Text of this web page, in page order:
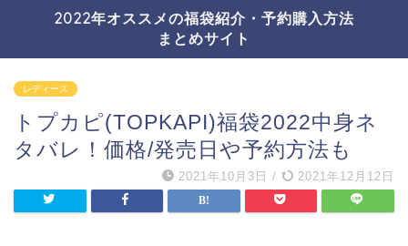
2022年オススメの福袋紹介・予約購入方法
まとめサイト
レディース
トプカピ(TOPKAPI)福袋2022中身ネ
タバレ！価格/発売日や予約方法も
2021年10月3日 / 2021年12月12日